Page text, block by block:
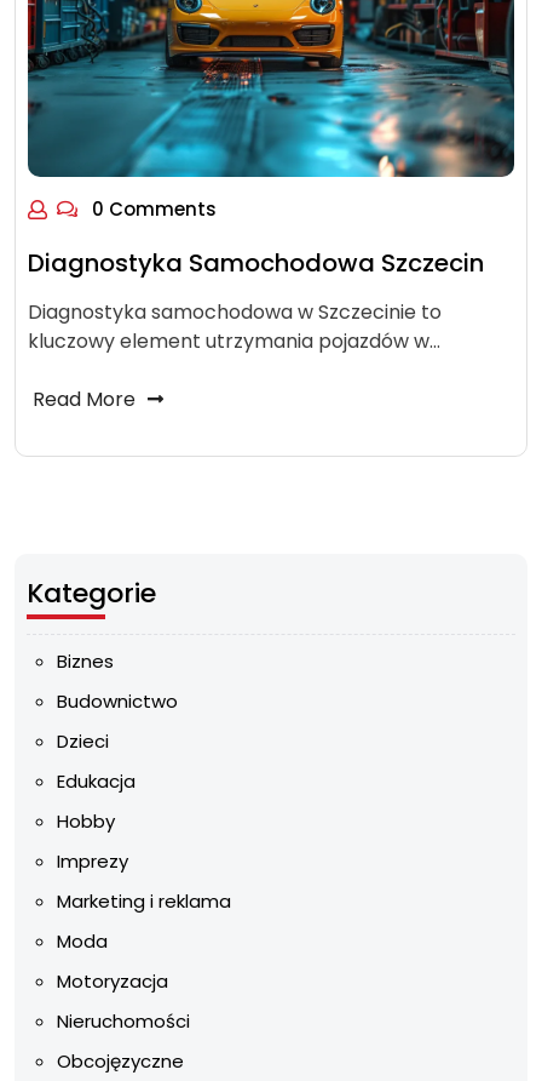
0 Comments
Diagnostyka Samochodowa Szczecin
Diagnostyka samochodowa w Szczecinie to
kluczowy element utrzymania pojazdów w…
Read More
Kategorie
Biznes
Budownictwo
Dzieci
Edukacja
Hobby
Imprezy
Marketing i reklama
Moda
Motoryzacja
Nieruchomości
Obcojęzyczne